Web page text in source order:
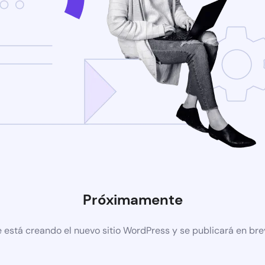
Próximamente
está creando el nuevo sitio WordPress y se publicará en